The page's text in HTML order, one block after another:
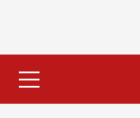
principal